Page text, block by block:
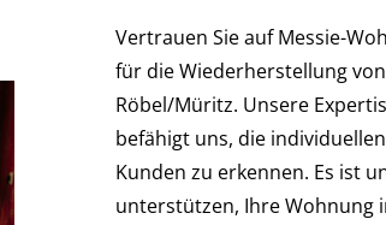
Vertrauen Sie auf Messie-
für die Wiederherstellung
Röbel/Müritz. Unsere
befähigt uns, die
Kunden zu erkennen. Es ist
unterstützen, Ihre Wohnung